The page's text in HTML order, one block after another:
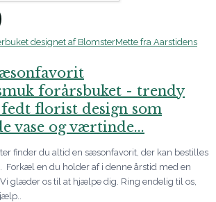
smuk forårsbuket - trendy
fedt florist design som
vase og værtinde...
finder du altid en sæsonfavorit, der kan bestilles
Forkæl en du holder af i denne årstid med en
Vi glæder os til at hjælpe dig. Ring endelig til os,